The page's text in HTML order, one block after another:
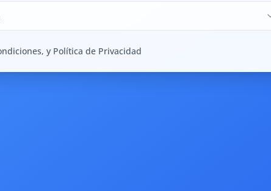
y Política de Privacidad